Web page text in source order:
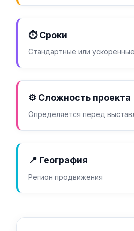
⏱️ Сроки
Стандартные или ускоренные
⚙️ Сложность проекта
Определяется перед
📍 География
Регион продвижения